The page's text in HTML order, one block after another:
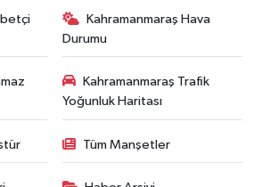
Kahramanmaraş Hava
Durumu
Kahramanmaraş Trafik
Yoğunluk Haritası
Tüm Manşetler